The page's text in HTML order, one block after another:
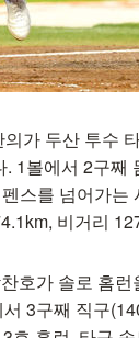
가 두산 투수
1볼에서 2구째
스를 넘어가는
비거리
호가 솔로 홈
3구째 직구